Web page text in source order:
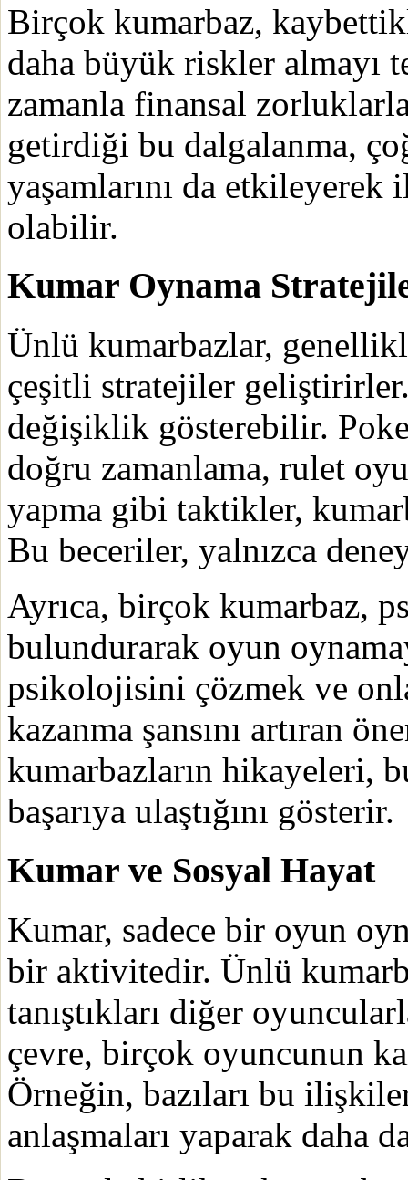
Birçok kumarbaz,
daha büyük riskler almayı
zamanla finansal
getirdiği bu dalgalanma,
yaşamlarını da
olabilir.
Kumar Oynama
Ünlü kumarbazlar,
çeşitli stratejiler
değişiklik gösterebilir.
doğru zamanlama, rulet
yapma gibi taktikler,
Bu beceriler, yalnızca
Ayrıca, birçok kumarbaz,
bulundurarak oyun
psikolojisini çözmek ve
kazanma şansını artıran
kumarbazların hikayeleri,
başarıya ulaştığını gösterir.
Kumar ve Sosyal Hayat
Kumar, sadece bir oyun
bir aktivitedir. Ünlü
tanıştıkları diğer
çevre, birçok oyuncunun
Örneğin, bazıları bu
anlaşmaları yaparak daha